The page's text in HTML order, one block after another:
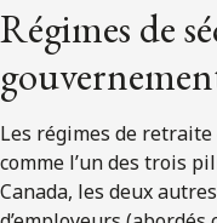
Régimes de
Les régimes de
comme l’un des trois
Canada, les deux